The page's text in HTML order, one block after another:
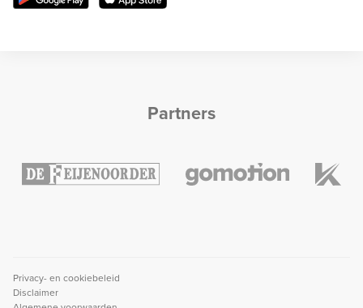
Partners
Privacy- en cookiebeleid
Disclaimer